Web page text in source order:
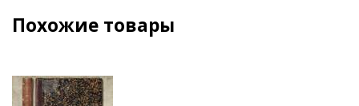
Похожие товары